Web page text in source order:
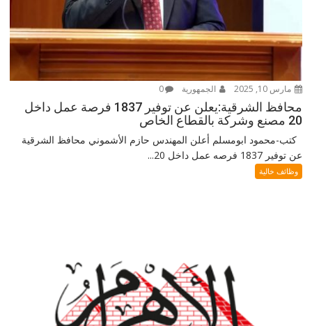
مارس 10, 2025 الجمهورية 0
محافظ الشرقية:يعلن عن توفير 1837 فرصة عمل داخل
20 مصنع وشركة بالقطاع الخاص
كتب-محمود ابومسلم أعلن المهندس حازم الأشموني محافظ الشرقية
عن توفير 1837 فرصه عمل داخل 20...
وظائف خالية